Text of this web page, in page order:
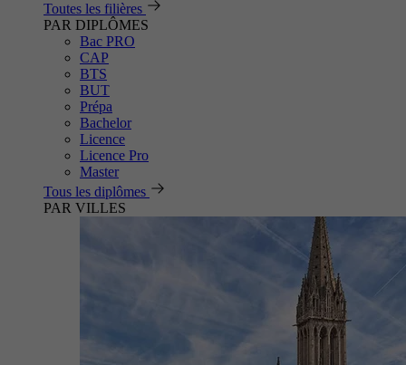
Toutes les filières
PAR DIPLÔMES
Bac PRO
CAP
BTS
BUT
Prépa
Bachelor
Licence
Licence Pro
Master
Tous les diplômes
PAR VILLES